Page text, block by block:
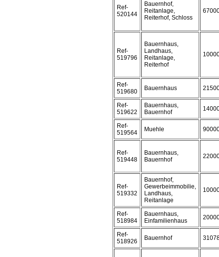
Ref-
520144
Bauernhof,
Reitanlage,
Reiterhof, Schloss
Ref-
519796
Bauernhaus,
Landhaus,
Reitanlage,
Reiterhof
Ref-
519680
Bauernhaus
Ref-
519622
Bauernhaus,
Bauernhof
Ref-
519564
Muehle
Ref-
519448
Bauernhaus,
Bauernhof
Ref-
519332
Bauernhof,
Gewerbeimmobilie,
Landhaus,
Reitanlage
Ref-
518984
Bauernhaus,
Einfamilienhaus
Ref-
518926
Bauernhof